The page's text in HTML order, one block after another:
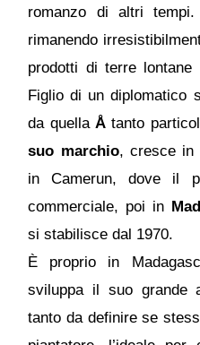
romanzo di altri
rimanendo
prodotti di terre
Figlio di un diplomatico
da quella Åtanto
suo marchio, cresce in
in Camerun, dove il
commerciale, poi in
si stabilisce dal 1970.
È proprio in
sviluppa il suo grande
tanto da definire se